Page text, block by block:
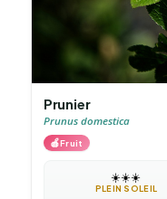
Prunier
Prunus domestica
🍎Fruit
☀️☀️☀️
PLEIN SOLEIL